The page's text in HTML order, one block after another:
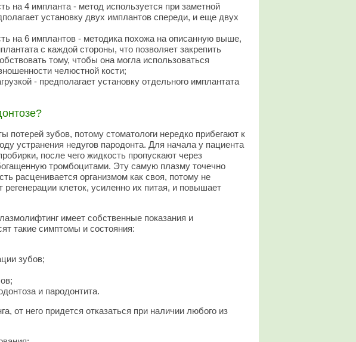
на 4 импланта - метод используется при заметной
установку двух имплантов спереди, и еще двух
на 6 имплантов - методика похожа на описанную выше,
с каждой стороны, что позволяет закрепить
тому, чтобы она могла использоваться
челюстной кости;
- предполагает установку отдельного имплантата
зубов, потому стоматологи нередко прибегают к
устранения недугов пародонта. Для начала у пациента
после чего жидкость пропускают через
тромбоцитами. Эту самую плазму точечно
расценивается организмом как своя, потому не
регенерации клеток, усиленно их питая, и повышает
имеет собственные показания и
такие симптомы и состояния:
зубов;
и пародонтита.
от него придется отказаться при наличии любого из